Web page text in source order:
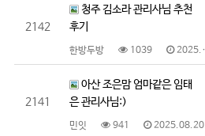
2142
청주 김소라 관리사님 추천
후기
한방두방 1039 2025.08.22
2141
아산 조은맘 엄마같은 임태
은 관리사님:)
민잇 941 2025.08.20